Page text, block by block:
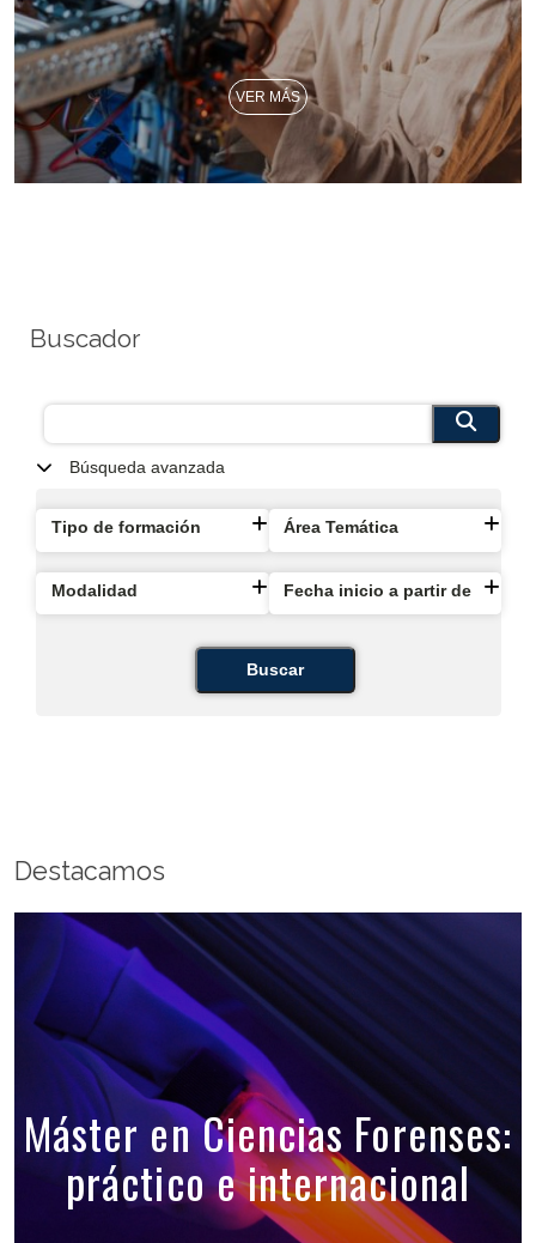
VER MÁS
Buscador
Búsqueda avanzada
Tipo de formación Área Temática
Modalidad Fecha inicio a partir de
Buscar
Destacamos
Máster en Ciencias Forenses:
práctico e internacional